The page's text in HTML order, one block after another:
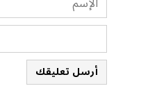
أرسل تعليقك